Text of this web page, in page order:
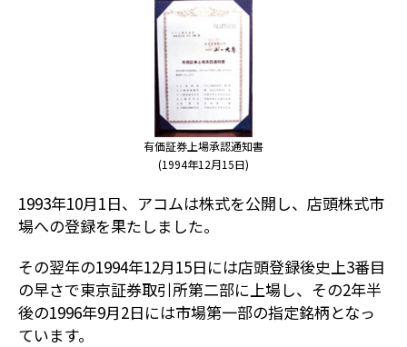
有価証券上場承認通知書
(1994年12月15日)
1993年10月1日、アコムは株式を公開し、店頭株式市
場への登録を果たしました。
その翌年の1994年12月15日には店頭登録後史上3番目
の早さで東京証券取引所第二部に上場し、その2年半
後の1996年9月2日には市場第一部の指定銘柄となっ
ています。